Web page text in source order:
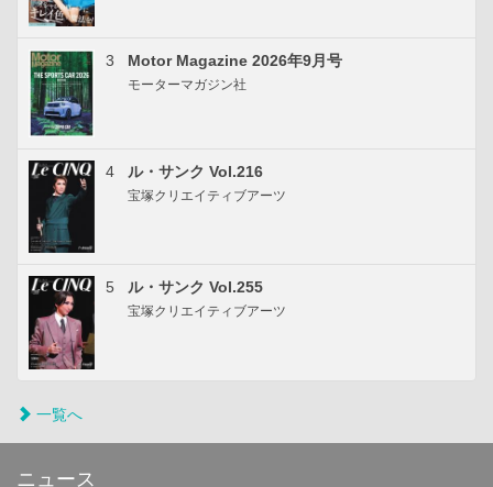
3 Motor Magazine 2026年9月号
モーターマガジン社
4 ル・サンク Vol.216
宝塚クリエイティブアーツ
5 ル・サンク Vol.255
宝塚クリエイティブアーツ
一覧へ
ニュース